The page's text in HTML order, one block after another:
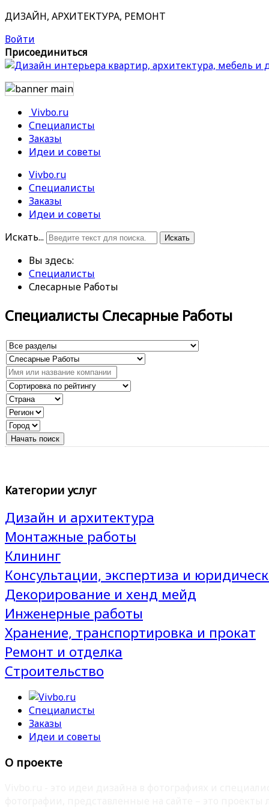
ДИЗАЙН, АРХИТЕКТУРА, РЕМОНТ
Войти
Присоединиться
Vivbo.ru
Специалисты
Заказы
Идеи и советы
Vivbo.ru
Специалисты
Заказы
Идеи и советы
Искать...
Искать
Вы здесь:
Специалисты
Слесарные Работы
Специалисты Слесарные Работы
Категории услуг
Дизайн и архитектура
Монтажные работы
Клининг
Консультации, экспертиза и
Декорирование и хенд мейд
Инженерные работы
Хранение, транспортировка и прокат
Ремонт и отделка
Строительство
Специалисты
Заказы
Идеи и советы
О проекте